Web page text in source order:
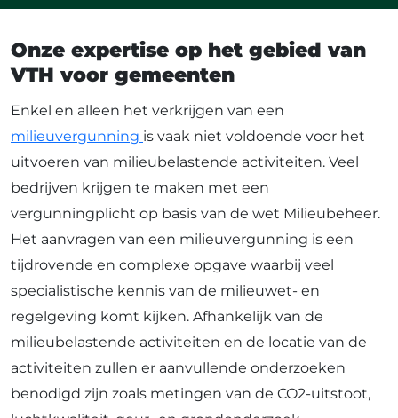
Onze expertise op het gebied van
VTH voor gemeenten
Enkel en alleen het verkrijgen van een
milieuvergunning is vaak niet voldoende voor het
uitvoeren van milieubelastende activiteiten. Veel
bedrijven krijgen te maken met een
vergunningplicht op basis van de wet Milieubeheer.
Het aanvragen van een milieuvergunning is een
tijdrovende en complexe opgave waarbij veel
specialistische kennis van de milieuwet- en
regelgeving komt kijken. Afhankelijk van de
milieubelastende activiteiten en de locatie van de
activiteiten zullen er aanvullende onderzoeken
benodigd zijn zoals metingen van de CO2-uitstoot,